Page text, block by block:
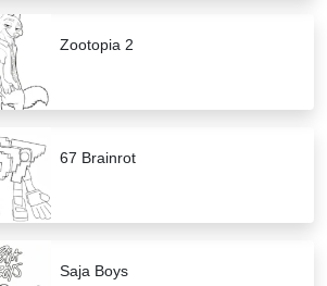
Zootopia 2
67 Brainrot
Saja Boys